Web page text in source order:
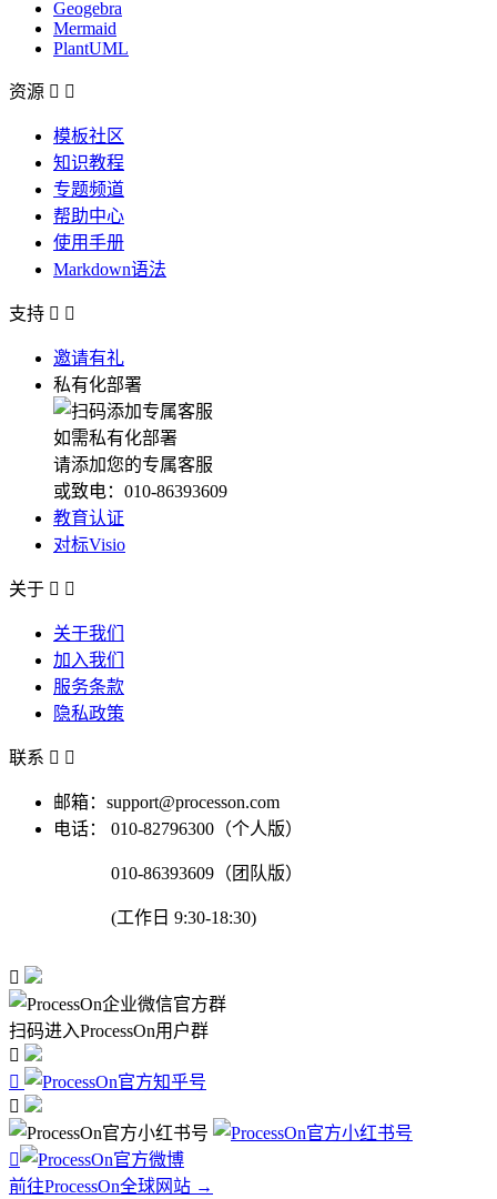
Geogebra
Mermaid
PlantUML
资源  
模板社区
知识教程
专题频道
帮助中心
使用手册
Markdown语法
支持  
邀请有礼
私有化部署
如需私有化部署
请添加您的专属客服
或致电：010-86393609
教育认证
对标Visio
关于  
关于我们
加入我们
服务条款
隐私政策
联系  
邮箱：support@processon.com
电话：
010-82796300（个人版）
010-86393609（团队版）
(工作日 9:30-18:30)

扫码进入ProcessOn用户群




前往ProcessOn全球网站 →